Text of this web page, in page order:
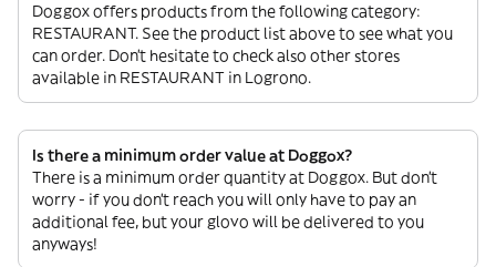
Doggox offers products from the following category:
RESTAURANT. See the product list above to see what you
can order. Don’t hesitate to check also other stores
available in RESTAURANT in Logrono.
Is there a minimum order value at Doggox?
There is a minimum order quantity at Doggox. But don’t
worry - if you don’t reach you will only have to pay an
additional fee, but your glovo will be delivered to you
anyways!